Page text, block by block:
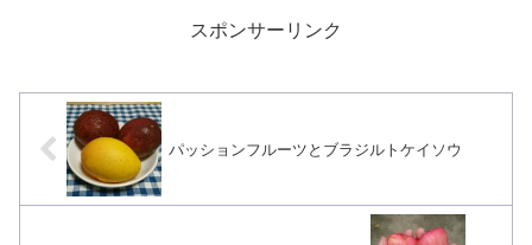
スポンサーリンク
パッションフルーツとブラジルトケイソウ